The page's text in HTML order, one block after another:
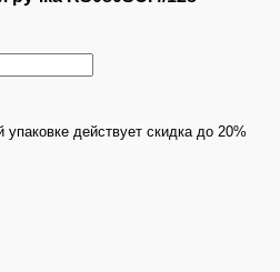
упаковке действует скидка до 20%